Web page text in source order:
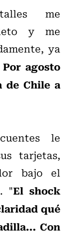
me
y me
ya
Por agosto
de Chile a
le
tarjetas,
bajo el
"El shock
qué
Con